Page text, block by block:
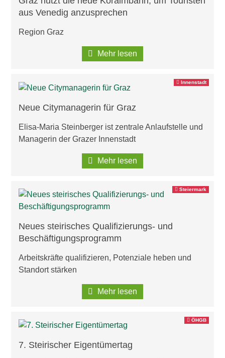
aus Venedig anzusprechen
Region Graz
Mehr lesen
Innenstadt
Neue Citymanagerin für Graz
Elisa-Maria Steinberger ist zentrale Anlaufstelle und
Managerin der Grazer Innenstadt
Mehr lesen
Steiermark
Neues steirisches Qualifizierungs- und
Beschäftigungsprogramm
Arbeitskräfte qualifizieren, Potenziale heben und
Standort stärken
Mehr lesen
ÖHGB
7. Steirischer Eigentümertag